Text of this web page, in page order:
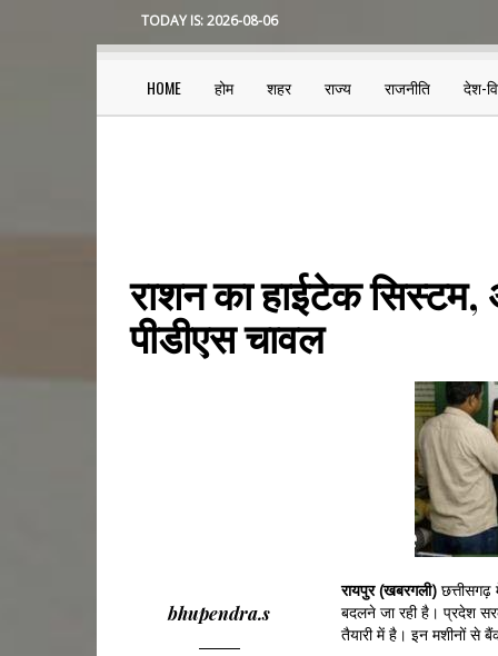
TODAY IS:2026-08-06
Main
HOME होम शहर राज्य राजनीति देश-
राशन का हाईटेक
पीडीएस चावल
bhupendra.s
रायपुर (खबरगली)
बदलने जा रही है। प्रदेश
तैयारी में है। इन मशीनों से